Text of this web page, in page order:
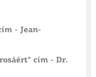
- Jean-
cím - Dr.